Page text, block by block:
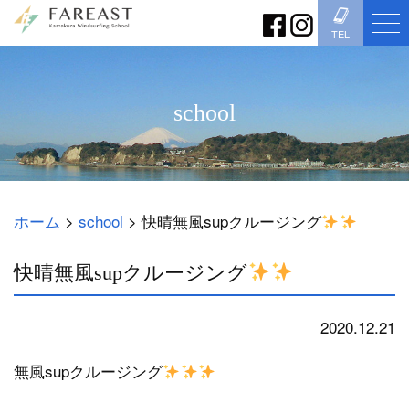
TEL
school
ホーム > school >快晴無風supクルージング
快晴無風supクルージング
2020.12.21
無風supクルージング